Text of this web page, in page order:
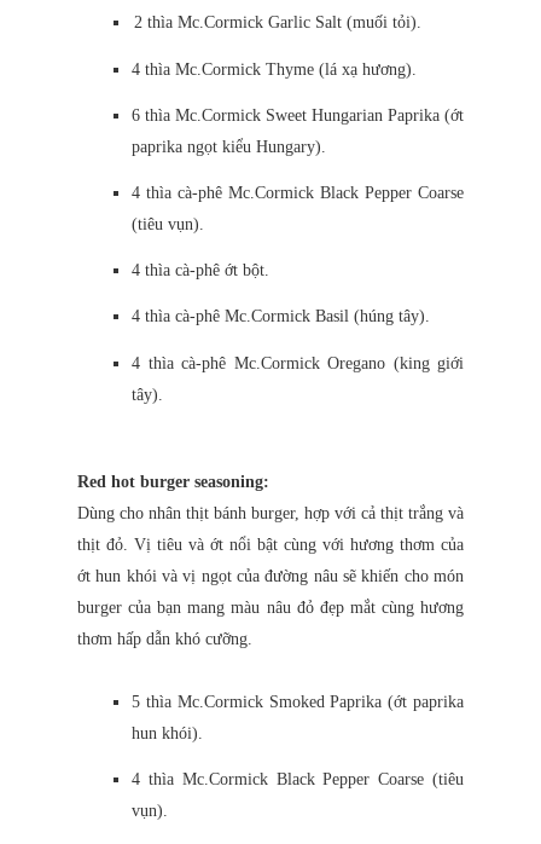
2 thìa Mc.Cormick Garlic Salt (muối tỏi).
4 thìa Mc.Cormick Thyme (lá xạ hương).
6 thìa Mc.Cormick Sweet Hungarian Paprika (ớt
paprika ngọt kiểu Hungary).
4 thìa cà-phê Mc.Cormick Black Pepper Coarse
(tiêu vụn).
4 thìa cà-phê ớt bột.
4 thìa cà-phê Mc.Cormick Basil (húng tây).
4 thìa cà-phê Mc.Cormick Oregano (king giới
tây).
Red hot burger seasoning:
Dùng cho nhân thịt bánh burger, hợp với cả thịt trắng và
thịt đỏ. Vị tiêu và ớt nổi bật cùng với hương thơm của
ớt hun khói và vị ngọt của đường nâu sẽ khiến cho món
burger của bạn mang màu nâu đỏ đẹp mắt cùng hương
thơm hấp dẫn khó cưỡng.
5 thìa Mc.Cormick Smoked Paprika (ớt paprika
hun khói).
4 thìa Mc.Cormick Black Pepper Coarse (tiêu
vụn).